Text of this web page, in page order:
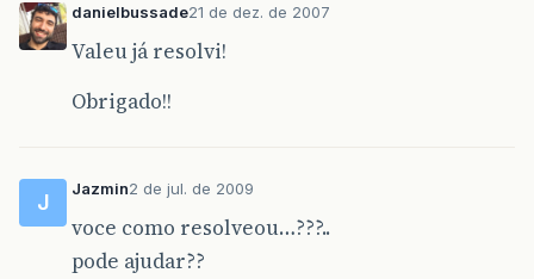
danielbussade21 de dez. de 2007
Valeu já resolvi!
Obrigado!!
J
Jazmin2 de jul. de 2009
voce como resolveou…???..
pode ajudar??